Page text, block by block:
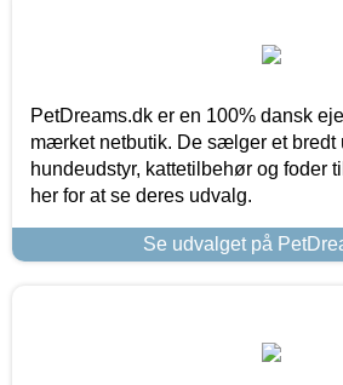
PetDreams.dk er en 100% dansk
mærket netbutik. De sælger et bredt
hundeudstyr, kattetilbehør og foder
her for at se deres udvalg.
Se udvalget på